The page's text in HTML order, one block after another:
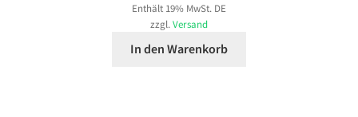
Enthält 19% MwSt. DE
zzgl. Versand
In den Warenkorb